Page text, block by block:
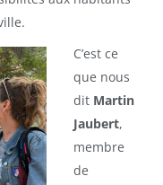
C’est ce
que nous
dit Martin
Jaubert,
membre
de